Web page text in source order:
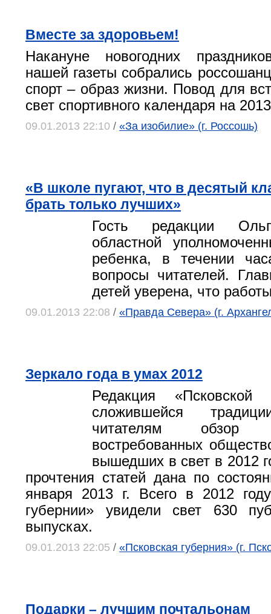
Вместе за здоровьем!
Накануне новогодних
нашей газеты собрались
спорт – образ жизни. Повод для
свет спортивного календаря на
09.01.2013 22:10 / «За изобилие» (г. Россошь)
«В школе пугают, что в десятый
брать только лучших»
Гость редакции
областной
ребенка, в течении
вопросы читателей.
детей уверена, что
09.01.2013 22:08 / «Правда Севера» (г.
Зеркало года в умах 2012
Редакция «Псковской
сложившейся
читателям
востребованных
вышедших в свет в 2012
прочтения статей дана по
января 2013 г. Всего в 2012
губернии» увидели свет 630
выпусках.
09.01.2013 22:05 / «Псковская губерния» (г.
Подарки – лучшим почтальонам